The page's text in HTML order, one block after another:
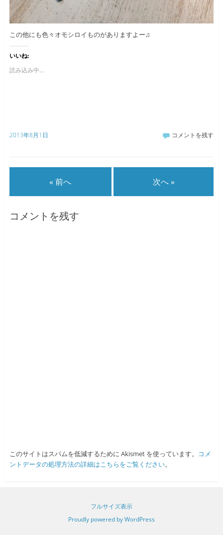
この他にも色々オモシロイものがありますよー♫
いいね:
読み込み中...
2013年8月1日 コメントを残す
« 前へ 次へ »
コメントを残す
このサイトはスパムを低減するために Akismet を使っています。
コメ
ントデータの処理方法の詳細はこちらをご覧ください。
フルサイズ表示
Proudly powered by WordPress